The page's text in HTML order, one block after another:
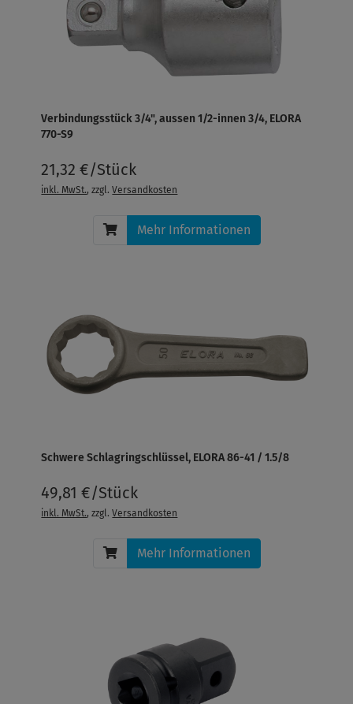
Verbindungsstück 3/4", aussen 1/2-innen 3/4, ELORA
770-S9
21,32 €/Stück
inkl. MwSt., zzgl.Versandkosten
Mehr Informationen
Schwere Schlagringschlüssel, ELORA 86-41 / 1.5/8
49,81 €/Stück
inkl. MwSt., zzgl.Versandkosten
Mehr Informationen